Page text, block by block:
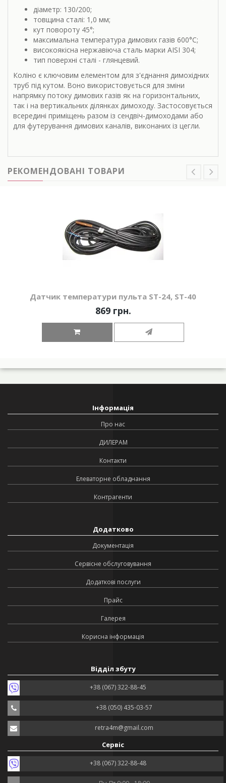
діаметр: 130/200;
товщина сталі: 1,0 мм;
кут повороту 45°;
максимальна температура димових газів 600°С;
високоякісна нержавіюча сталь марки AISI 304;
тип поверхні сталі - глянцевий.
Коліно є ключовим елементом для з'єднання димохідних
труб під кутом. Воно використовується для зміни
напрямку потоку димових газів як на горизонтальних,
так і на вертикальних ділянках димоходу. Застосовується
всередині приміщень разом із сендвіч-димоходами або
для футерування димових каналів, виконаних із цегли.
РЕКОМЕНДОВАНІ ТОВАРИ
Датчик температури пульта ST-24, ST-40
869 грн.
Інформація
Про нас
ДИЛЕРАМ
Контакти
Елеваторне обладнання
Контрагенти
Додатково
Документація
Сервісне обслуговування
Додаткові послуги
Прайс
Галерея
Корисна інформація
Відділ збуту
+38 (067) 322-88-45
+38 (050) 435-03-57
retra4m@gmail.com
Сервіс
+38 (067) 322-88-48